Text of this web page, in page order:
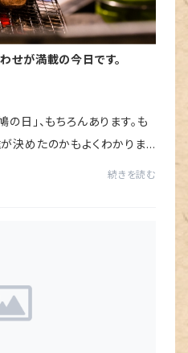
せが満載の今日です。
日」、もちろんあります。も
決めたのかもよくわかりま
続きを読む